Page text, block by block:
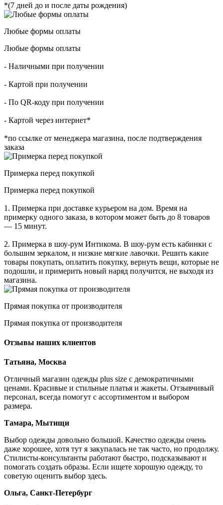
*(7 дней до и после даты рождения)
Любые формы оплаты
Любые формы оплаты
- Наличными при получении
- Картой при получении
- По QR-коду при получении
- Картой через интернет*
*по ссылке от менеджера магазина, после подтверждения
заказа
Примерка перед покупкой
Примерка перед покупкой
1. Примерка при доставке курьером на дом. Время на
примерку одного заказа, в котором может быть до 8 товаров
— 15 минут.
2. Примерка в шоу-рум Интикома. В шоу-рум есть кабинки с
большим зеркалом, и низкие мягкие лавочки. Решить какие
товары покупать, оплатить покупку, вернуть вещи, которые не
подошли, и примерить новый наряд получится, не выходя из
магазина.
Прямая покупка от производителя
Прямая покупка от производителя
Отзывы наших клиентов
Татьяна, Москва
Отличный магазин одежды plus size с демократичными
ценами. Красивые и стильные платья и жакеты. Отзывчивый
персонал, всегда помогут с ассортиментом и выбором
размера.
Тамара, Мытищи
Выбор одежды довольно большой. Качество одежды очень
даже хорошее, хотя тут я закупалась не так часто, но продолжу.
Стилисты-консультанты работают быстро, подсказывают и
помогать создать образы. Если ищете хорошую одежду, то
советую оценить выбор здесь.
Ольга, Санкт-Петербург